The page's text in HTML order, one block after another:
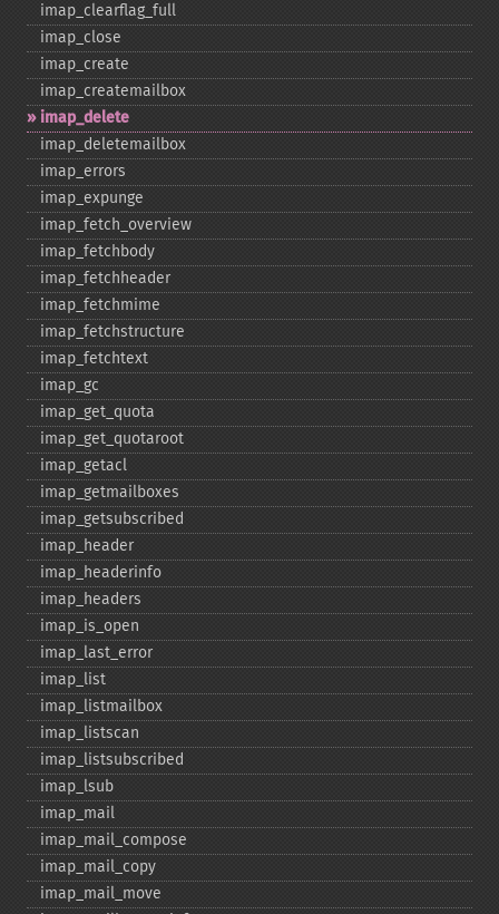
imap_​clearflag_​full
imap_​close
imap_​create
imap_​createmailbox
imap_​delete
imap_​deletemailbox
imap_​errors
imap_​expunge
imap_​fetch_​overview
imap_​fetchbody
imap_​fetchheader
imap_​fetchmime
imap_​fetchstructure
imap_​fetchtext
imap_​gc
imap_​get_​quota
imap_​get_​quotaroot
imap_​getacl
imap_​getmailboxes
imap_​getsubscribed
imap_​header
imap_​headerinfo
imap_​headers
imap_​is_​open
imap_​last_​error
imap_​list
imap_​listmailbox
imap_​listscan
imap_​listsubscribed
imap_​lsub
imap_​mail
imap_​mail_​compose
imap_​mail_​copy
imap_​mail_​move